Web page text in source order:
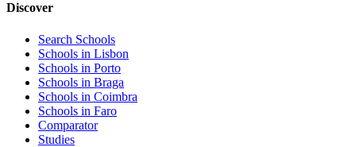
Discover
Search Schools
Schools in Lisbon
Schools in Porto
Schools in Braga
Schools in Coimbra
Schools in Faro
Comparator
Studies